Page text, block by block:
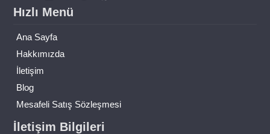
Hızlı Menü
Ana Sayfa
Hakkımızda
İletişim
Blog
Mesafeli Satış Sözleşmesi
İletişim Bilgileri